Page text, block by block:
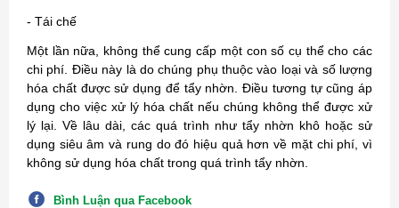
- Tái chế
Một lần nữa, không thể cung cấp một con số cụ thể cho các
chi phí. Điều này là do chúng phụ thuộc vào loại và số lượng
hóa chất được sử dụng để tẩy nhờn. Điều tương tự cũng áp
dụng cho việc xử lý hóa chất nếu chúng không thể được xử
lý lại. Về lâu dài, các quá trình như tẩy nhờn khô hoặc sử
dụng siêu âm và rung do đó hiệu quả hơn về mặt chi phí, vì
không sử dụng hóa chất trong quá trình tẩy nhờn.
Bình Luận qua Facebook